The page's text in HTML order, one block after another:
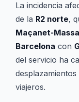
La incidencia
de la R2 norte,
Maçanet-
Barcelona con
del servicio ha
viajeros.